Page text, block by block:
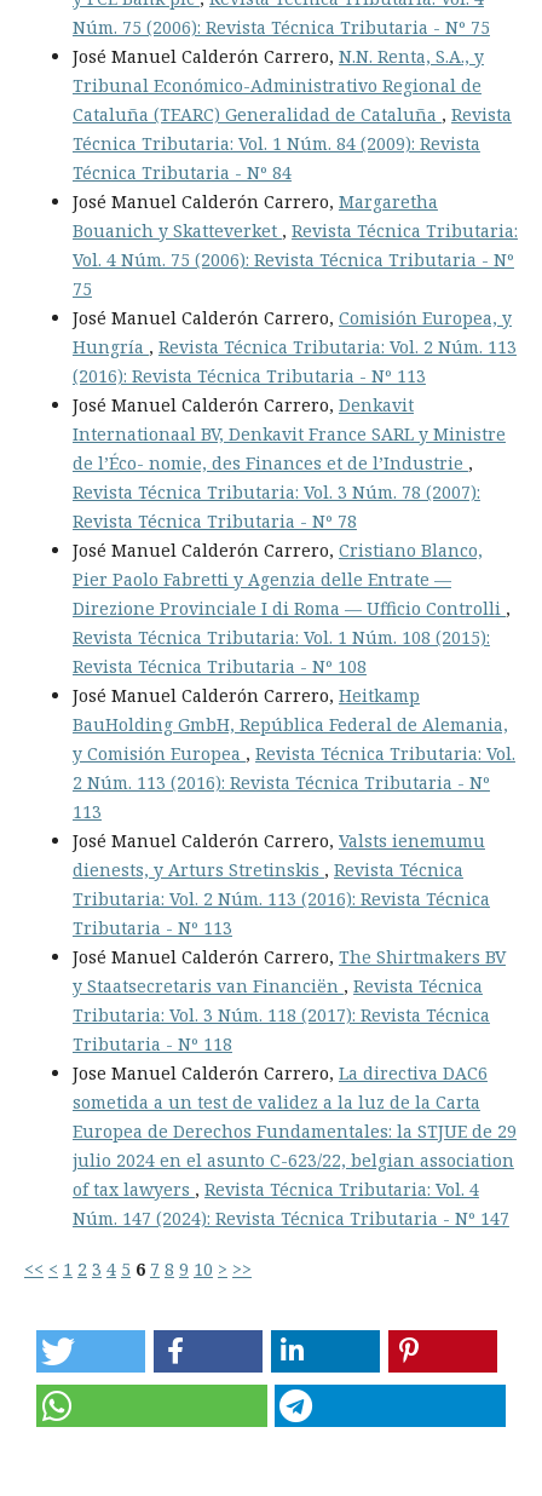
Núm. 75 (2006): Revista Técnica Tributaria - Nº 75
José Manuel Calderón Carrero, N.N. Renta, S.A., y
Tribunal Económico-Administrativo Regional de
Cataluña (TEARC) Generalidad de Cataluña , Revista
Técnica Tributaria: Vol. 1 Núm. 84 (2009): Revista
Técnica Tributaria - Nº 84
José Manuel Calderón Carrero, Margaretha
Bouanich y Skatteverket , Revista Técnica Tributaria:
Vol. 4 Núm. 75 (2006): Revista Técnica Tributaria - Nº
75
José Manuel Calderón Carrero, Comisión Europea, y
Hungría , Revista Técnica Tributaria: Vol. 2 Núm. 113
(2016): Revista Técnica Tributaria - Nº 113
José Manuel Calderón Carrero, Denkavit
Internationaal BV, Denkavit France SARL y Ministre
de l’Éco- nomie, des Finances et de l’Industrie ,
Revista Técnica Tributaria: Vol. 3 Núm. 78 (2007):
Revista Técnica Tributaria - Nº 78
José Manuel Calderón Carrero, Cristiano Blanco,
Pier Paolo Fabretti y Agenzia delle Entrate —
Direzione Provinciale I di Roma — Ufficio Controlli ,
Revista Técnica Tributaria: Vol. 1 Núm. 108 (2015):
Revista Técnica Tributaria - Nº 108
José Manuel Calderón Carrero, Heitkamp
BauHolding GmbH, República Federal de Alemania,
y Comisión Europea , Revista Técnica Tributaria: Vol.
2 Núm. 113 (2016): Revista Técnica Tributaria - Nº
113
José Manuel Calderón Carrero, Valsts ienemumu
dienests, y Arturs Stretinskis , Revista Técnica
Tributaria: Vol. 2 Núm. 113 (2016): Revista Técnica
Tributaria - Nº 113
José Manuel Calderón Carrero, The Shirtmakers BV
y Staatsecretaris van Financiën , Revista Técnica
Tributaria: Vol. 3 Núm. 118 (2017): Revista Técnica
Tributaria - Nº 118
Jose Manuel Calderón Carrero, La directiva DAC6
sometida a un test de validez a la luz de la Carta
Europea de Derechos Fundamentales: la STJUE de 29
julio 2024 en el asunto C-623/22, belgian association
of tax lawyers , Revista Técnica Tributaria: Vol. 4
Núm. 147 (2024): Revista Técnica Tributaria - Nº 147
<< < 1 2 3 4 5 6 7 8 9 10 > >>